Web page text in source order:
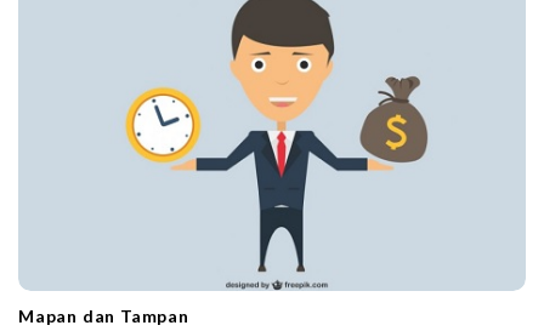
Mapan dan Tampan